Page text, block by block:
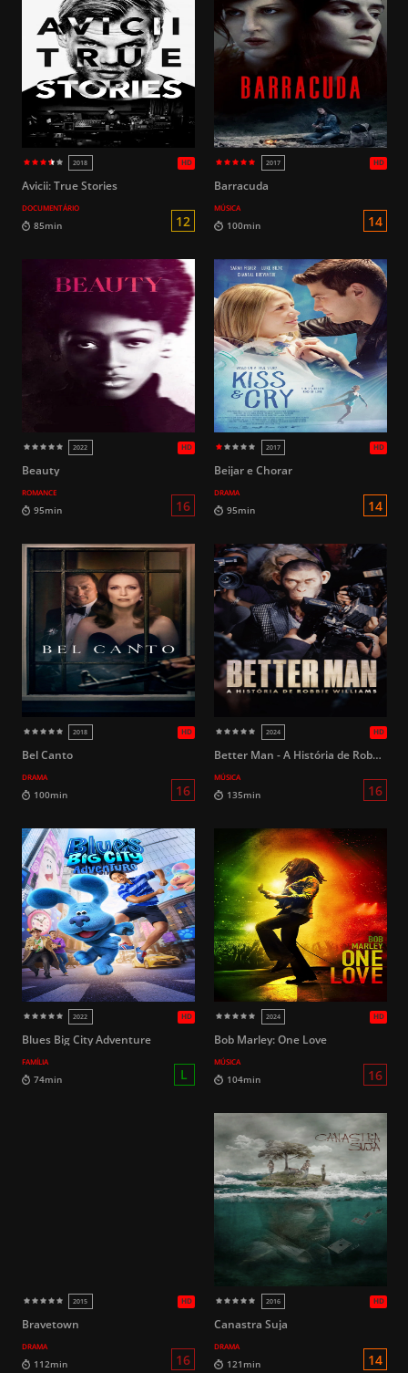
HD
2018 2007
2016
HD
50min L
2022
92min
77min L 101min
Avicii: True Stories
DOCUMENTÁRIO
12
Barracuda
MÚSICA
Beauty
ROMANCE
Beijar e Chorar
DRAMA
Bel Canto
DRAMA
Better Man - A História de Robbie Williams
MÚSICA
Blues Big City Adventure
FAMÍLIA
Bob Marley: One Love
MÚSICA
Bravetown
DRAMA
Canastra Suja
DRAMA